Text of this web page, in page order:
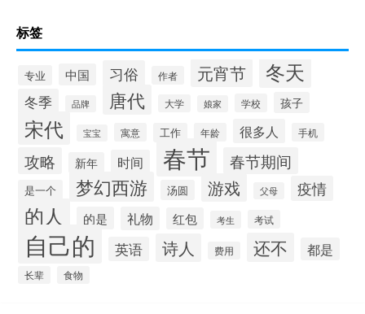
标签
专业 中国 习俗 作者 元宵节 冬天
冬季 品牌 唐代 大学 娘家 学校 孩子
宋代 宝宝 寓意 工作 年龄 很多人 手机
攻略 新年 时间 春节 春节期间
是一个 梦幻西游 汤圆 游戏 父母 疫情
的人 的是 礼物 红包 考生 考试
自己的 英语 诗人 费用 还不 都是
长辈 食物